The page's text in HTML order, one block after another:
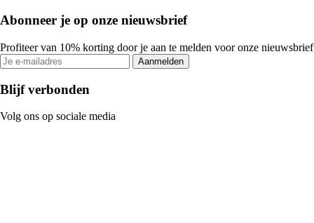
Abonneer je op onze nieuwsbrief
Profiteer van 10% korting door je aan te melden voor onze nieuwsbrief
Aanmelden
Blijf verbonden
Volg ons op sociale media